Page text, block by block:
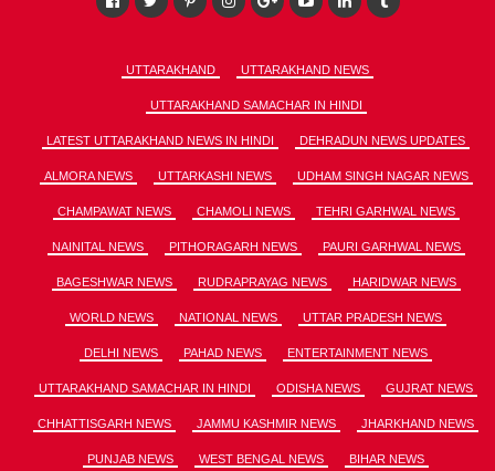
UTTARAKHAND UTTARAKHAND NEWS
UTTARAKHAND SAMACHAR IN HINDI
LATEST UTTARAKHAND NEWS IN HINDI DEHRADUN NEWS UPDATES
ALMORA NEWS UTTARKASHI NEWS UDHAM SINGH NAGAR NEWS
CHAMPAWAT NEWS CHAMOLI NEWS TEHRI GARHWAL NEWS
NAINITAL NEWS PITHORAGARH NEWS PAURI GARHWAL NEWS
BAGESHWAR NEWS RUDRAPRAYAG NEWS HARIDWAR NEWS
WORLD NEWS NATIONAL NEWS UTTAR PRADESH NEWS
DELHI NEWS PAHAD NEWS ENTERTAINMENT NEWS
UTTARAKHAND SAMACHAR IN HINDI ODISHA NEWS GUJRAT NEWS
CHHATTISGARH NEWS JAMMU KASHMIR NEWS JHARKHAND NEWS
PUNJAB NEWS WEST BENGAL NEWS BIHAR NEWS